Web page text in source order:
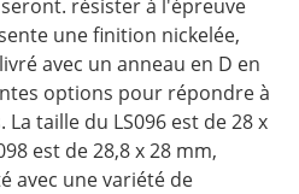
résister à l'épreuve
une finition nickelée,
avec un anneau en D en
options pour répondre à
taille du LS096 est de 28 x
est de 28,8 x 28 mm,
avec une variété de